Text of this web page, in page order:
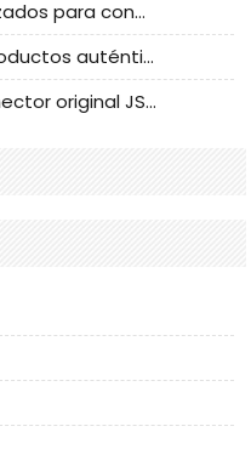
Estándares de prueba actualizados para conectores nacionales bajo la referencia de CLIFF
Conector JST- Proporciona productos auténticos y alternativos del conector JST NSHR-02V-S
Conector JST - Suministra conector original JST GHR-09V-S | productos alternativos